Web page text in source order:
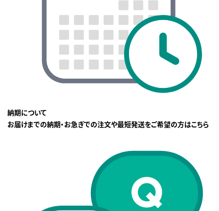
納期について
お届けまでの納期・お急ぎでの注文や最短発送をご希望の方はこちら